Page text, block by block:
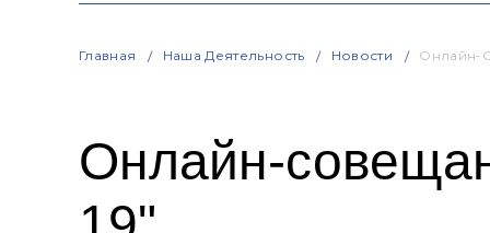
Главная Наша Деятельность Новости Онлайн-
Онлайн-